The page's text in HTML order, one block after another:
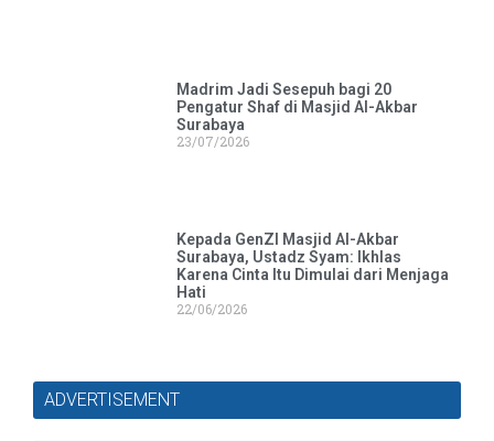
Madrim Jadi Sesepuh bagi 20
Pengatur Shaf di Masjid Al-Akbar
Surabaya
23/07/2026
Kepada GenZI Masjid Al-Akbar
Surabaya, Ustadz Syam: Ikhlas
Karena Cinta Itu Dimulai dari Menjaga
Hati
22/06/2026
ADVERTISEMENT